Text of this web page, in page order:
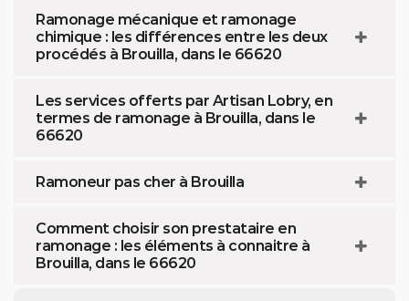
Ramonage mécanique et ramonage
chimique : les différences entre les deux
procédés à Brouilla, dans le 66620
Les services offerts par Artisan Lobry, en
termes de ramonage à Brouilla, dans le
66620
Ramoneur pas cher à Brouilla
Comment choisir son prestataire en
ramonage : les éléments à connaitre à
Brouilla, dans le 66620